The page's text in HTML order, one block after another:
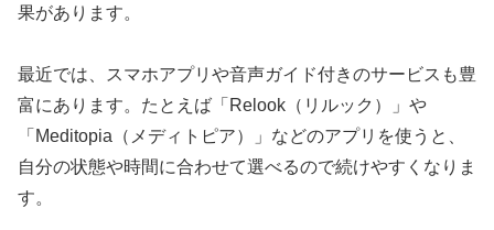
果があります。
最近では、スマホアプリや音声ガイド付きのサービスも豊
富にあります。たとえば「Relook（リルック）」や
「Meditopia（メディトピア）」などのアプリを使うと、
自分の状態や時間に合わせて選べるので続けやすくなりま
す。